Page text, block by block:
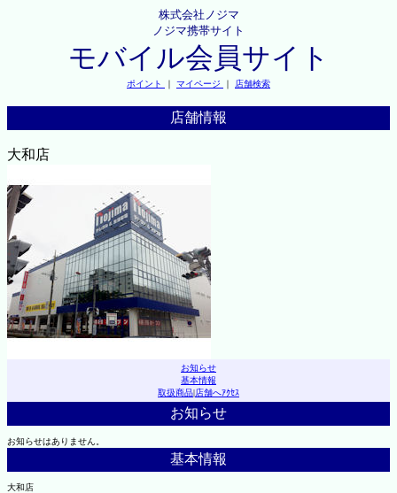
株式会社ノジマ
ノジマ携帯サイト
モバイル会員サイト
ポイント ｜ マイページ ｜ 店舗検索
店舗情報
大和店
お知らせ
基本情報
取扱商品|店舗へｱｸｾｽ
お知らせ
お知らせはありません。
基本情報
大和店